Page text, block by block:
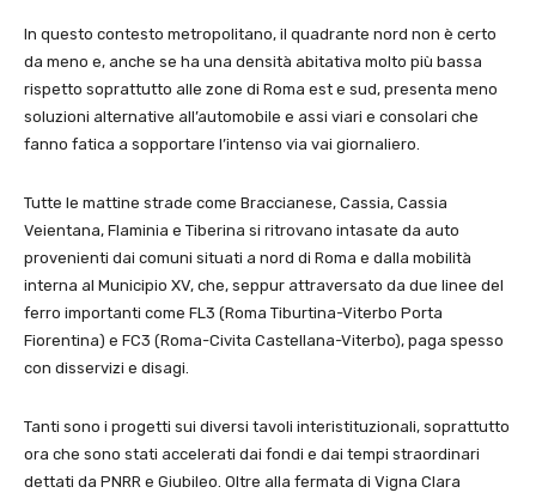
In questo contesto metropolitano, il quadrante nord non è certo
da meno e, anche se ha una densità abitativa molto più bassa
rispetto soprattutto alle zone di Roma est e sud, presenta meno
soluzioni alternative all’automobile e assi viari e consolari che
fanno fatica a sopportare l’intenso via vai giornaliero.
Tutte le mattine strade come Braccianese, Cassia, Cassia
Veientana, Flaminia e Tiberina si ritrovano intasate da auto
provenienti dai comuni situati a nord di Roma e dalla mobilità
interna al Municipio XV, che, seppur attraversato da due linee del
ferro importanti come FL3 (Roma Tiburtina-Viterbo Porta
Fiorentina) e FC3 (Roma-Civita Castellana-Viterbo), paga spesso
con disservizi e disagi.
Tanti sono i progetti sui diversi tavoli interistituzionali, soprattutto
ora che sono stati accelerati dai fondi e dai tempi straordinari
dettati da PNRR e Giubileo. Oltre alla fermata di Vigna Clara